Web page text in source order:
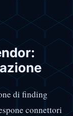
di finding
connettori